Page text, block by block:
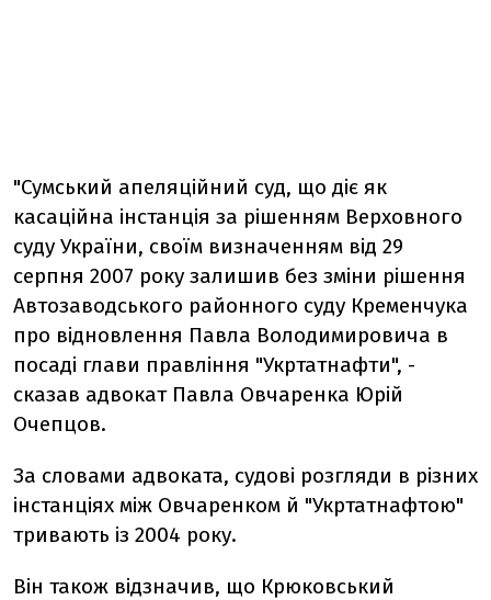
"Сумський апеляційний суд, що діє як
касаційна інстанція за рішенням Верховного
суду України, своїм визначенням від 29
серпня 2007 року залишив без зміни рішення
Автозаводського районного суду Кременчука
про відновлення Павла Володимировича в
посаді глави правління "Укртатнафти", -
сказав адвокат Павла Овчаренка Юрій
Очепцов.
За словами адвоката, судові розгляди в різних
інстанціях між Овчаренком й "Укртатнафтою"
тривають із 2004 року.
Він також відзначив, що Крюковський